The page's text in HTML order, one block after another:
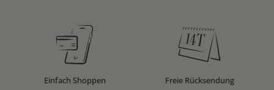
Einfach Shoppen
Freie Rücksendung